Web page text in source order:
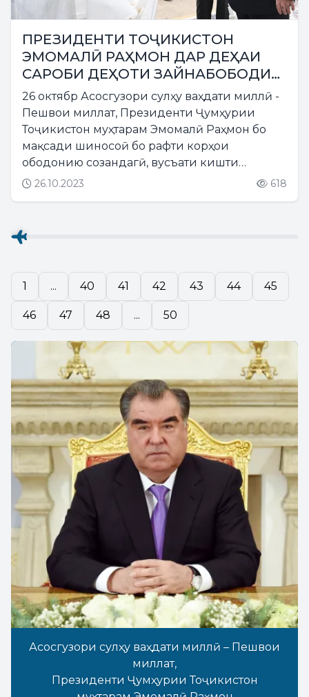
ПРЕЗИДЕНТИ ТОҶИКИСТОН
ЭМОМАЛӢ РАҲМОН ДАР ДЕҲАИ
САРОБИ ДЕҲОТИ ЗАЙНАБОБОДИ
НОҲИЯИ РӮДАКӢ КОРХОНАИ
ПАРАНДАПАРВАРИИ «ҲИЛОЛ»-РО
БА ИСТИФОДА ДОДАНД
26 октябр Асосгузори сулҳу ваҳдати миллӣ -
Пешвои миллат, Президенти Ҷумҳурии
Тоҷикистон муҳтарам Эмомалӣ Раҳмон бо
мақсади шиносоӣ бо рафти корҳои
ободонию созандагӣ, вусъати кишти
тирамоҳӣ ва ифтитоҳи як қатор иншооти
26.10.2023 618
1 ... 40 41 42 43 44 45
46 47 48 ... 50
Асосгузори сулҳу ваҳдати миллӣ – Пешвои
миллат,
Президенти Ҷумҳурии Тоҷикистон